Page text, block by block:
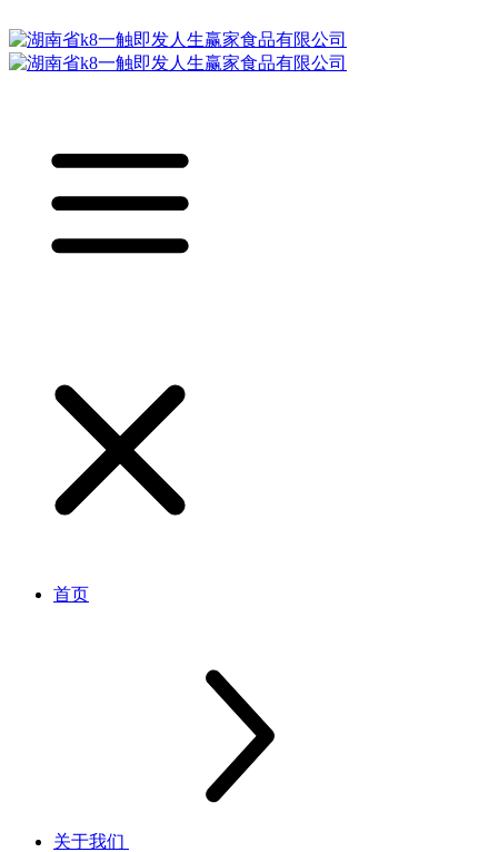
首页
关于我们